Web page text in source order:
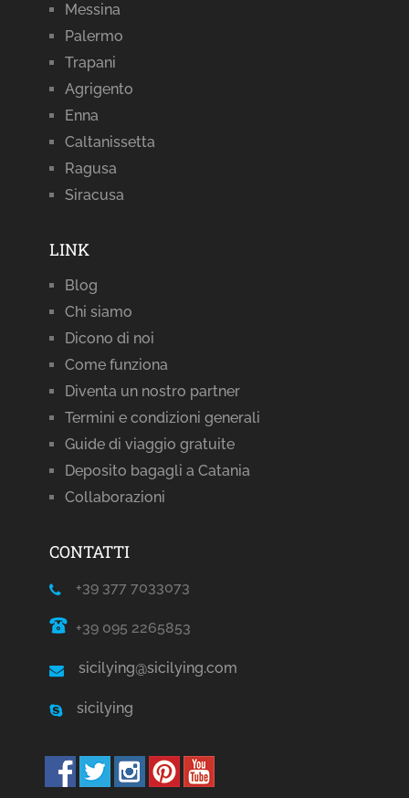
Messina
Palermo
Trapani
Agrigento
Enna
Caltanissetta
Ragusa
Siracusa
LINK
Blog
Chi siamo
Dicono di noi
Come funziona
Diventa un nostro partner
Termini e condizioni generali
Guide di viaggio gratuite
Deposito bagagli a Catania
Collaborazioni
CONTATTI
+39 377 7033073
+39 095 2265853
sicilying@sicilying.com
sicilying